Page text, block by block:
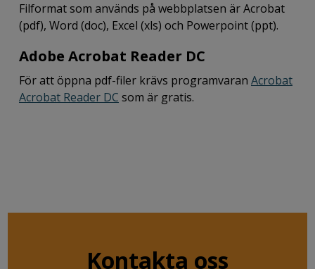
Filformat som används på webbplatsen är Acrobat
(pdf), Word (doc), Excel (xls) och Powerpoint (ppt).
Adobe Acrobat Reader DC
För att öppna pdf-filer krävs programvaran Acrobat
Acrobat Reader DC som är gratis.
Kontakta oss